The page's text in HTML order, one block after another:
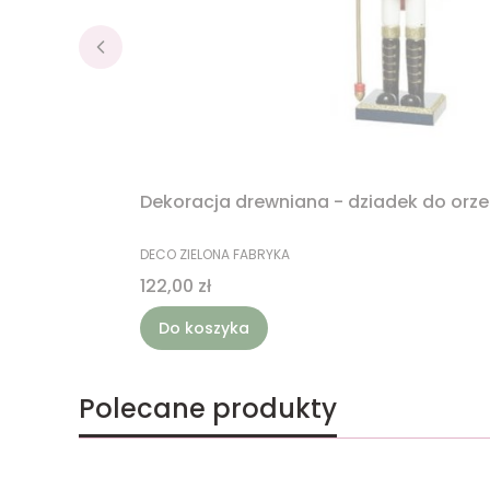
Dekoracja drewniana - dziadek do
PRODUCENT
DECO ZIELONA FABRYKA
Cena
122,00 zł
Do koszyka
Polecane produkty